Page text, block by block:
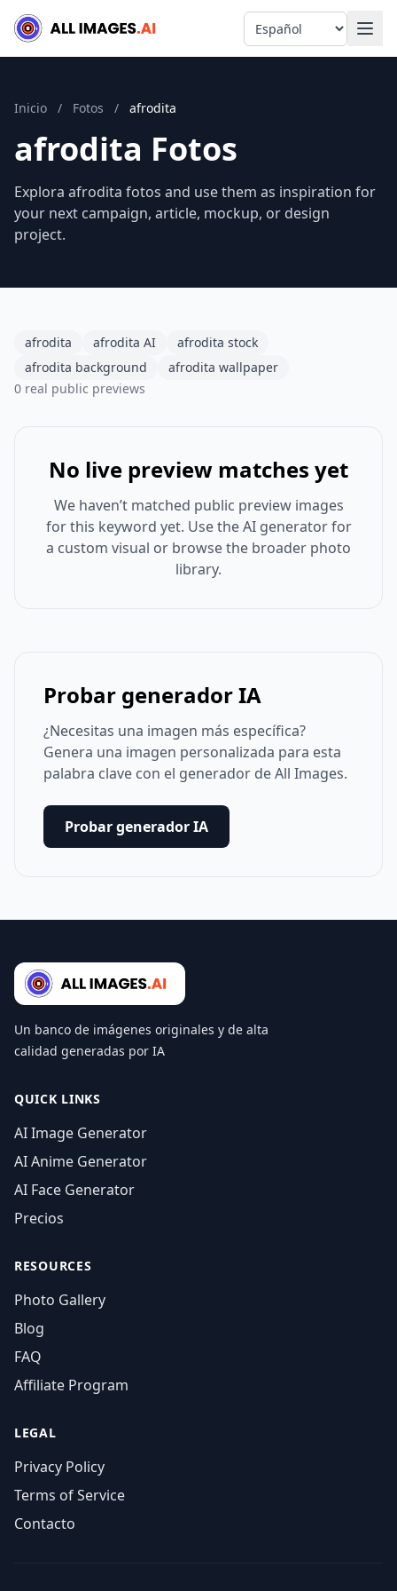
Language
Inicio / Fotos / afrodita
afrodita Fotos
Explora afrodita fotos and use them as inspiration for
your next campaign, article, mockup, or design
project.
afrodita afrodita AI
afrodita stock
afrodita background
afrodita wallpaper
0 real public previews
No live preview matches yet
We haven’t matched public preview images
for this keyword yet. Use the AI generator for
a custom visual or browse the broader photo
library.
Probar generador IA
¿Necesitas una imagen más específica?
Genera una imagen personalizada para esta
palabra clave con el generador de All Images.
Probar generador IA
Un banco de imágenes originales y de alta
calidad generadas por IA
QUICK LINKS
AI Image Generator
AI Anime Generator
AI Face Generator
Precios
RESOURCES
Photo Gallery
Blog
FAQ
Affiliate Program
LEGAL
Privacy Policy
Terms of Service
Contacto